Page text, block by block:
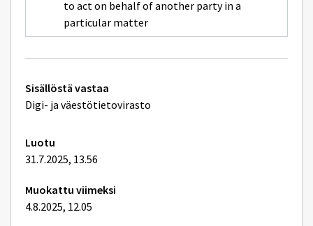
to act on behalf of another party in a
particular matter
Tekniset
lisätiedot
Sisällöstä vastaa
Digi- ja väestötietovirasto
Luotu
31.7.2025, 13.56
Muokattu viimeksi
4.8.2025, 12.05